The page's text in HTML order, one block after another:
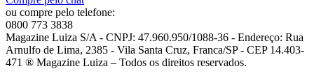
ou compre pelo telefone:
0800 773 3838
Magazine Luiza S/A - CNPJ: 47.960.950/1088-36 - Endereço: Rua
Arnulfo de Lima, 2385 - Vila Santa Cruz, Franca/SP - CEP 14.403-
471 ® Magazine Luiza – Todos os direitos reservados.